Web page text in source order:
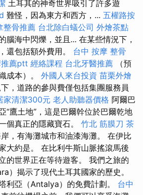
土耳其的神奇世界吸引了許多遊
難怪，因為東方和西方，... 五權路按
整骨推薦 台北除白蟻公司 外燴茶點
腦海中閃爍，並且... 在某些情況下，
還包括額外費用。 台中 按摩 整骨
薦ptt 經絡課程 台北牙醫推薦 （預
成本）。 外國人來台投資 苗栗外燴
，道路的參與費僅包括集團服務員
家清潔300元 老人助聽器價格 阿爾巴
“鷹土地”，這是巴爾幹位於巴爾乾地
個真正的隱藏寶石。 竹北 筋膜刀 茶
，有海灘城市和油漆海灘。 在伊比
大約是。 在比利牛斯山脈搖滾馬後
的世界正在等待遊客。 我們之旅的
）揭示了現代土耳其國家的歷史。
利亞（Antalya）的免費計劃。 台中